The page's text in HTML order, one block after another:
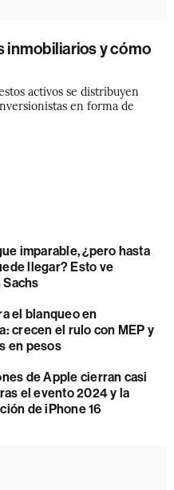
inmobiliarios y cómo
activos se distribuyen
en forma de
imparable, ¿pero hasta
llegar? Esto ve
Sachs
el blanqueo en
crecen el rulo con MEP y
en pesos
de Apple cierran casi
el evento 2024 y la
de iPhone 16